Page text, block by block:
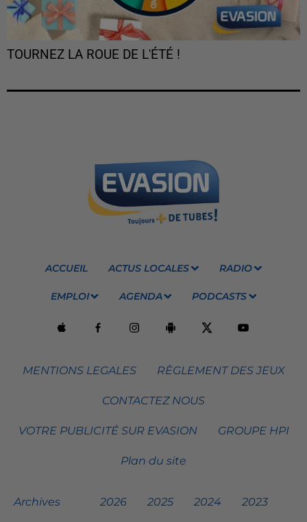
TOURNEZ LA ROUE DE L'ÉTÉ !
ACCUEIL ACTUS LOCALES RADIO
EMPLOI AGENDA PODCASTS
MENTIONS LEGALES RÈGLEMENT DES JEUX
CONTACTEZ NOUS
VOTRE PUBLICITÉ SUR EVASION GROUPE HPI
Plan du site
Archives 2026 2025 2024 2023